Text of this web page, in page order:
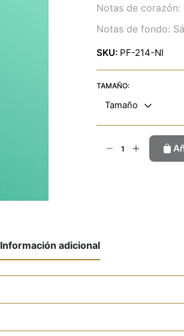
Notas de
Notas de fondo:
SKU: PF-214-NI
TAMAÑO:
Tamaño
Información adicional